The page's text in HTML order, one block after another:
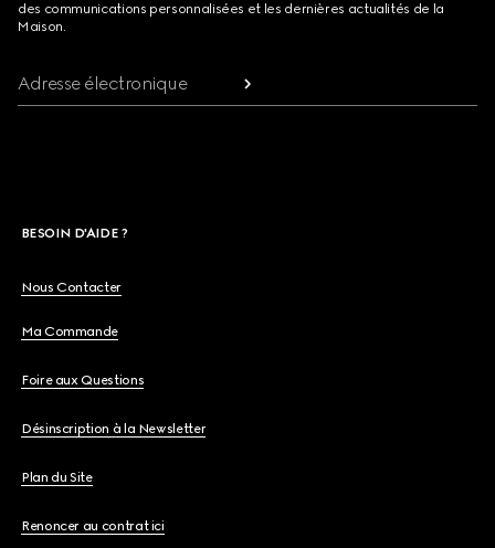
des communications personnalisées et les dernières actualités de la
Maison.
Adresse électronique
BESOIN D'AIDE ?
Nous Contacter
Ma Commande
Foire aux Questions
Désinscription à la Newsletter
Plan du Site
Renoncer au contrat ici